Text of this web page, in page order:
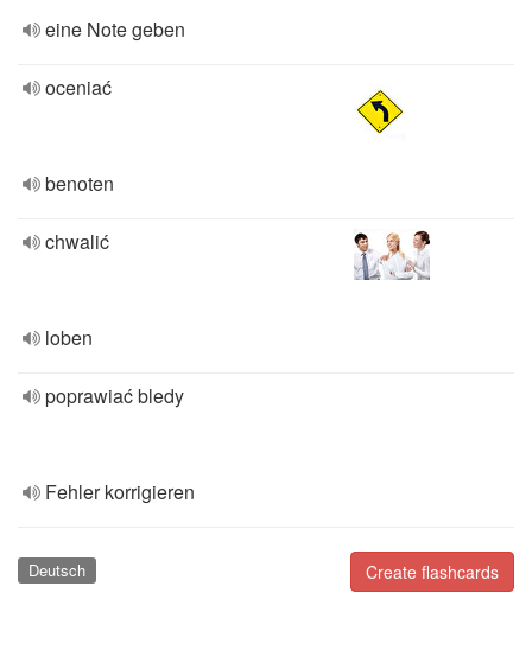
eine Note geben
oceniać
benoten
chwalić
loben
poprawiać bledy
Fehler korrigieren
Create flashcards
Deutsch